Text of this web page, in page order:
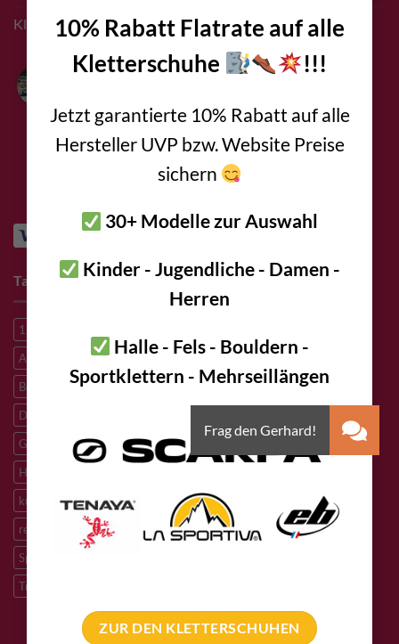
10% Rabatt Flatrate auf alle
Kletterschuhe
!!!
Jetzt garantierte 10% Rabatt auf alle
Hersteller UVP bzw. Website Preise
sichern
30+ Modelle zur Auswahl
Kinder - Jugendliche - Damen -
Herren
Halle - Fels - Bouldern -
Sportklettern - Mehrseillängen
ZUR DEN KLETTERSCHUHEN
Klettern Innsbruck
Bolting.eu
Basierend auf 94
Bewertungen
powered by G oogle
Tags
1. Hilfe
Alpinklettern
Alpinroute Aluminium Aramid
Bergrettung
Bergsteigen
Big Wall Klettern Bouldern
Canyoning
Dyneema
Granit
HCR Heben Lasten
Höhlenforschung
künstliche Kletterrouten
M8 M10
PLX
redundantes Arbeiten
Sandstein Skitouren
Slacklining
Speleologie
Trad Klettern